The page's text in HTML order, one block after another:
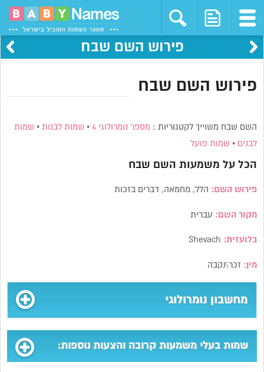
פירוש השם שבח
פירוש השם שבח
השם שבח משוייך לקטגוריות : מספר נומרולוגי 4 • שמות לבנות • שמות
לבנים • שמות פועל
הכל על משמעות השם שבח
פירוש השם: הלל, מחמאה, דברים בזכות
מקור השם: עברית
בלועזית:
מין: זכר\נקבה
מחשבון נומרולוגי
שמות בעלי משמעות קרובה והצעות נוספות: